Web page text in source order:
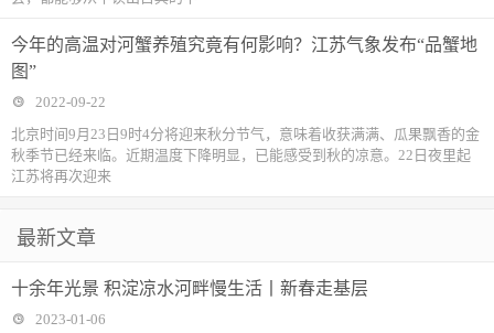
今年的高温对河蟹养殖究竟有何影响？江苏气象发布“品蟹地
图”
2022-09-22
北京时间9月23日9时4分将迎来秋分节气，意味着收获满满、瓜果飘香的金
秋季节已经来临。近期温度下降明显，已能感受到秋的凉意。22日夜里起
江苏将再次迎来
最新文章
十余年光景 积淀凉水河畔慢生活丨新春走基层
2023-01-06